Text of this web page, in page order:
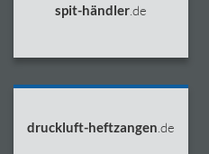
spit-händler.de
druckluft-heftzangen .de